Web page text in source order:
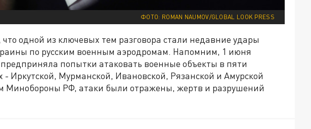
ФОТО: ROMAN NAUMOV/GLOBAL LOOK PRESS
одной из ключевых тем разговора стали недавние удары
по русским военным аэродромам. Напомним, 1 июня
попытки атаковать военные объекты в пяти
- Иркутской, Мурманской, Ивановской, Рязанской и Амурской
Минобороны РФ, атаки были отражены, жертв и разрушений